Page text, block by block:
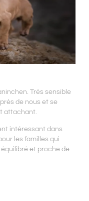
Très sensible
de nous et se
attachant.
intéressant dans
les familles qui
et proche de